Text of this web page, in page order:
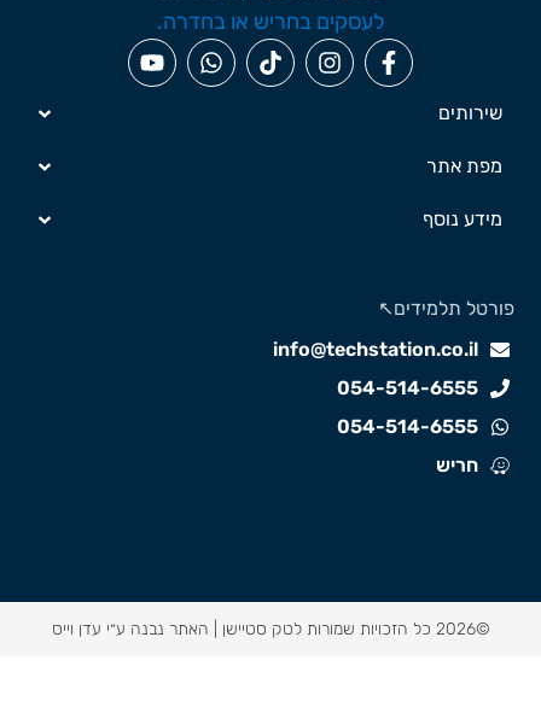
שירותים
מפת אתר
מידע נוסף
info@techstation.co.il
054-514-6555
054-514-6555
חריש
תלמידים↖️
האתר נבנה ע״י עדן וייס